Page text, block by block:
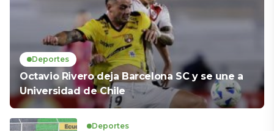
Deportes
Octavio Rivero deja Barcelona SC y se une a
Universidad de Chile
Deportes